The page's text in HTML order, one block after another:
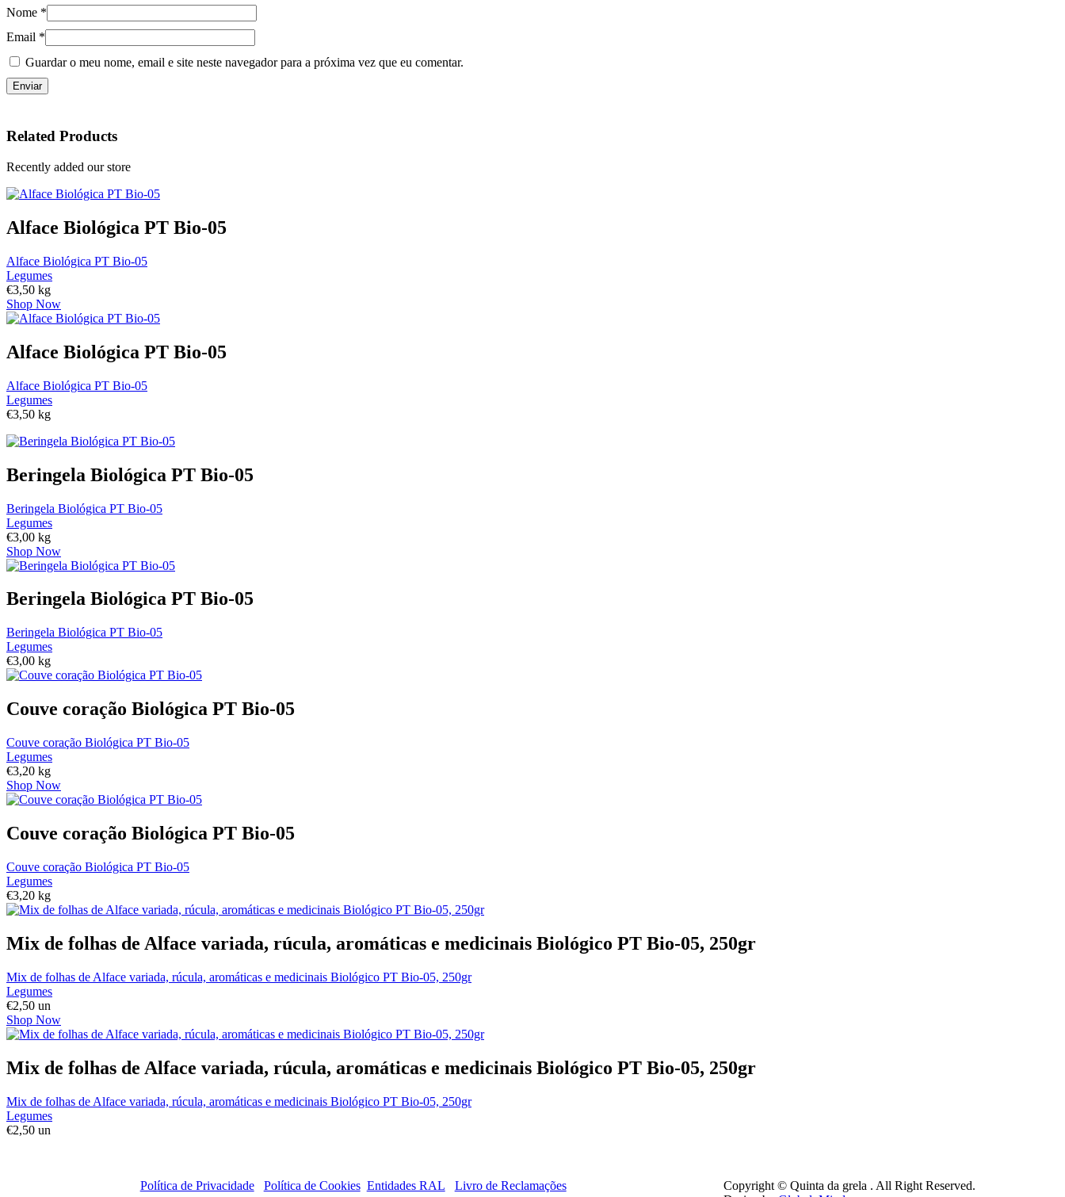
Nome *
Email *
Guardar o meu nome, email e site neste navegador para a próxima vez que eu comentar.
Related Products
Recently added our store
Alface Biológica PT Bio-05
Alface Biológica PT Bio-05
Legumes
€3,50 kg
Shop Now
Alface Biológica PT Bio-05
Alface Biológica PT Bio-05
Legumes
€3,50 kg
Beringela Biológica PT Bio-05
Beringela Biológica PT Bio-05
Legumes
€3,00 kg
Shop Now
Beringela Biológica PT Bio-05
Beringela Biológica PT Bio-05
Legumes
€3,00 kg
Couve coração Biológica PT Bio-05
Couve coração Biológica PT Bio-05
Legumes
€3,20 kg
Shop Now
Couve coração Biológica PT Bio-05
Couve coração Biológica PT Bio-05
Legumes
€3,20 kg
Mix de folhas de Alface variada, rúcula, aromáticas e medicinais Biológico PT Bio-05, 250gr
Mix de folhas de Alface variada, rúcula, aromáticas e medicinais Biológico PT Bio-05, 250gr
Legumes
€2,50 un
Shop Now
Mix de folhas de Alface variada, rúcula, aromáticas e medicinais Biológico PT Bio-05, 250gr
Mix de folhas de Alface variada, rúcula, aromáticas e medicinais Biológico PT Bio-05, 250gr
Legumes
€2,50 un
Política de Privacidade Política de Cookies Entidades RAL Livro de Reclamações
Copyright © Quinta da grela . All Right Reserved.